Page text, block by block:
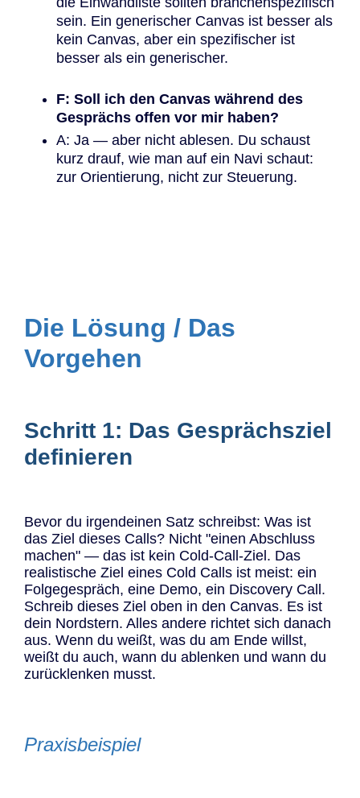
sein. Ein generischer Canvas ist besser als
kein Canvas, aber ein spezifischer ist
besser als ein generischer.
F: Soll ich den Canvas während des
Gesprächs offen vor mir haben?
A: Ja — aber nicht ablesen. Du schaust
kurz drauf, wie man auf ein Navi schaut:
zur Orientierung, nicht zur Steuerung.
Die Lösung / Das
Vorgehen
Schritt 1: Das Gesprächsziel
definieren
Bevor du irgendeinen Satz schreibst: Was ist
das Ziel dieses Calls? Nicht "einen Abschluss
machen" — das ist kein Cold-Call-Ziel. Das
realistische Ziel eines Cold Calls ist meist: ein
Folgegespräch, eine Demo, ein Discovery Call.
Schreib dieses Ziel oben in den Canvas. Es ist
dein Nordstern. Alles andere richtet sich danach
aus. Wenn du weißt, was du am Ende willst,
weißt du auch, wann du ablenken und wann du
zurücklenken musst.
Praxisbeispiel